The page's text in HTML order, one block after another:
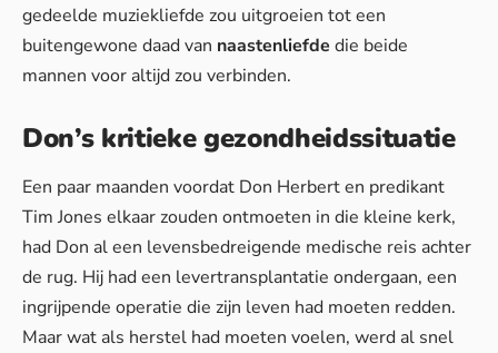
gedeelde muziekliefde zou uitgroeien tot een
buitengewone daad van naastenliefde die beide
mannen voor altijd zou verbinden.
Don’s kritieke gezondheidssituatie
Een paar maanden voordat Don Herbert en predikant
Tim Jones elkaar zouden ontmoeten in die kleine kerk,
had Don al een levensbedreigende medische reis achter
de rug. Hij had een levertransplantatie ondergaan, een
ingrijpende operatie die zijn leven had moeten redden.
Maar wat als herstel had moeten voelen, werd al snel